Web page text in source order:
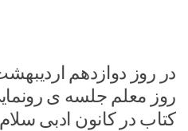
روز معلم جلسه ی
کتاب در کانون ادبی